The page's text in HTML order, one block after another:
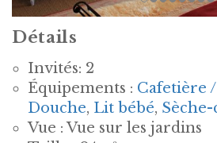
Détails
Invités: 2
Équipements : Cafetière
Douche, Lit bébé,
Vue :Vue sur les jardins